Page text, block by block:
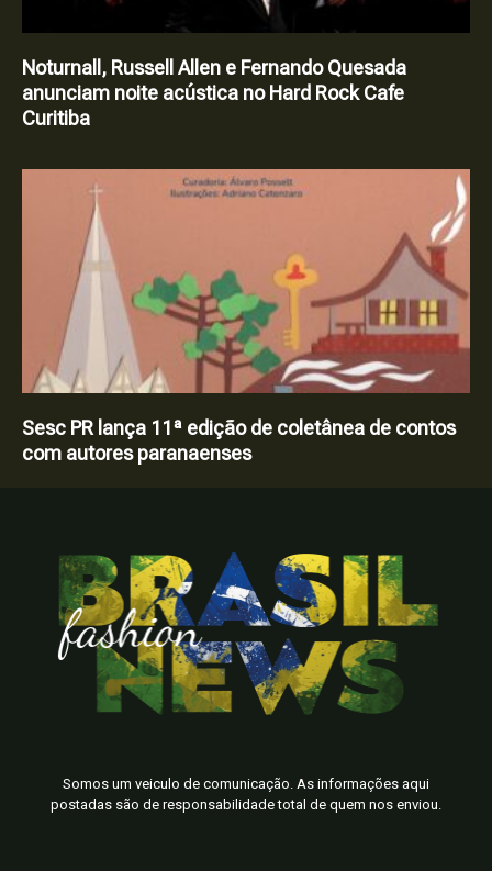
Noturnall, Russell Allen e Fernando Quesada
anunciam noite acústica no Hard Rock Cafe
Curitiba
Sesc PR lança 11ª edição de coletânea de contos
com autores paranaenses
Somos um veiculo de comunicação. As informações aqui
postadas são de responsabilidade total de quem nos enviou.